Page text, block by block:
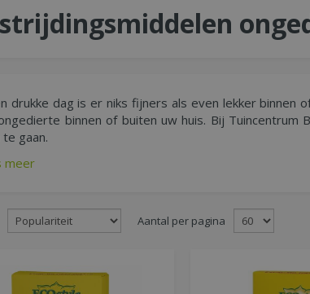
drukke dag is er niks fijners als even lekker
binnen of buiten uw huis. Bij Tuincentrum
gaan.
meer
Aantal per pagina